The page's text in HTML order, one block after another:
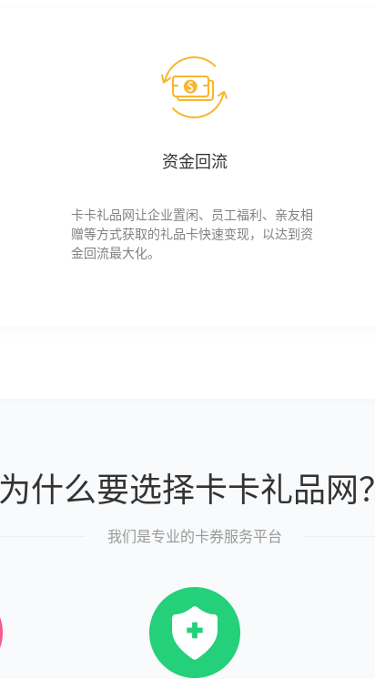
资金回流
卡卡礼品网让企业置闲、员工福利、亲友相
赠等方式获取的礼品卡快速变现，以达到资
金回流最大化。
为什么要选择卡卡礼品网？
我们是专业的卡券服务平台